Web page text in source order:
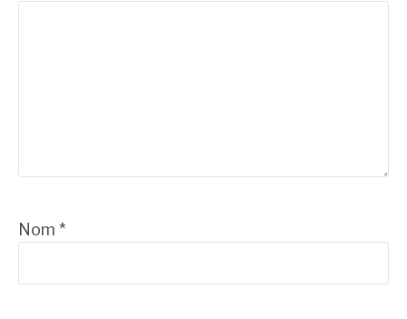
Nom *